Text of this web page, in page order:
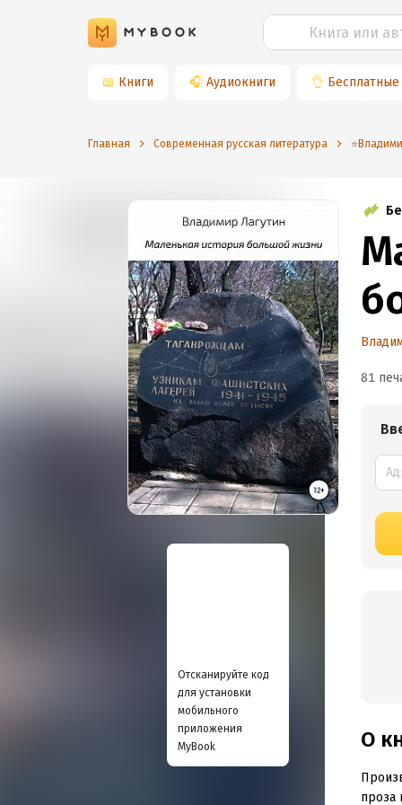
📖 Книги 🎧 Аудиокниги 👌 Бесплатные
Главная Современная русская литература
Отсканируйте код
для установки
мобильного
приложения
MyBook
81
О
проза